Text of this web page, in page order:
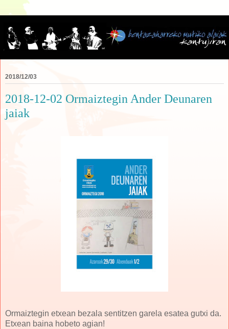
2018/12/03
2018-12-02 Ormaiztegin Ander Deunaren
jaiak
Ormaiztegin etxean bezala sentitzen garela esatea gutxi da.
Etxean baina hobeto agian!